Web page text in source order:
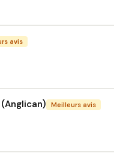
avis
Meilleurs avis